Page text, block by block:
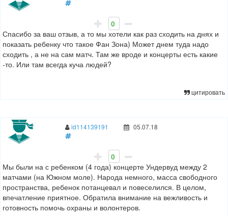
0
Спасибо за ваш отзыв, а то мы хотели как раз сходить на днях и
показать ребенку что такое Фан Зона) Может днем туда надо
сходить , а не на сам матч. Там же вроде и концерты есть какие
-то. Или там всегда куча людей?
цитировать
id114139191 05.07.18
0
Мы были на с ребенком (4 года) концерте Ундервуд между 2
матчами (на Южном моле). Народа немного, масса свободного
пространства, ребенок потанцевал и повеселился. В целом,
впечатление приятное. Обратила внимание на вежливость и
готовность помочь охраны и волонтеров.